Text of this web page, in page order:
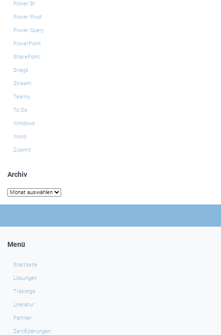
Power BI
Power Pivot
Power Query
PowerPoint
SharePoint
Snagit
Stream
Teams
To Do
Windows
Word
ZoomIt
Archiv
Archiv
Menü
Startseite
Lösungen
Trainings
Literatur
Partner
Zertifizierungen